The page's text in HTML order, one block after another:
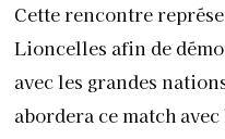
Cette rencontre
Lioncelles afin de
avec les grandes
abordera ce match